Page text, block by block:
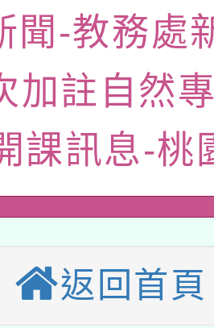
促進學校輔導
習」實施計畫
教育政策研討
際趨勢與發展
部國民及學前
長研習實施計
作坊新北場」
臺灣師範大學
北學習中心
習班」招生簡
國立成功大學
融平台-教案
民及學前教育
擴大為「滿6
民眾」措施，
2份，請協助
強宣導
月22日(星期六
孔廟祈福系列
啟航」
桃園地景藝術
桃園藝術巡演
聞-教務處
加註自然
課訊息-桃
返回首頁